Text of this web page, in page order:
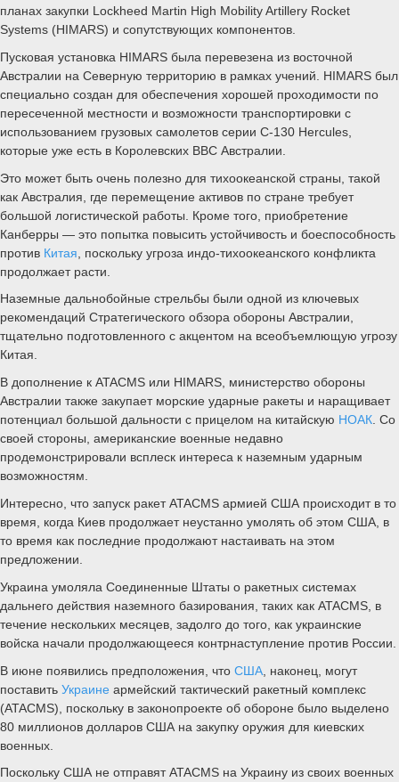
планах закупки Lockheed Martin High Mobility Artillery Rocket
Systems (HIMARS) и сопутствующих компонентов.
Пусковая установка HIMARS была перевезена из восточной
Австралии на Северную территорию в рамках учений. HIMARS был
специально создан для обеспечения хорошей проходимости по
пересеченной местности и возможности транспортировки с
использованием грузовых самолетов серии C-130 Hercules,
которые уже есть в Королевских ВВС Австралии.
Это может быть очень полезно для тихоокеанской страны, такой
как Австралия, где перемещение активов по стране требует
большой логистической работы. Кроме того, приобретение
Канберры — это попытка повысить устойчивость и боеспособность
против Китая , поскольку угроза индо-тихоокеанского конфликта
продолжает расти.
Наземные дальнобойные стрельбы были одной из ключевых
рекомендаций Стратегического обзора обороны Австралии,
тщательно подготовленного с акцентом на всеобъемлющую угрозу
Китая.
В дополнение к ATACMS или HIMARS, министерство обороны
Австралии также закупает морские ударные ракеты и наращивает
потенциал большой дальности с прицелом на китайскую НОАК . Со
своей стороны, американские военные недавно
продемонстрировали всплеск интереса к наземным ударным
возможностям.
Интересно, что запуск ракет ATACMS армией США происходит в то
время, когда Киев продолжает неустанно умолять об этом США, в
то время как последние продолжают настаивать на этом
предложении.
Украина умоляла Соединенные Штаты о ракетных системах
дальнего действия наземного базирования, таких как ATACMS, в
течение нескольких месяцев, задолго до того, как украинские
войска начали продолжающееся контрнаступление против России.
В июне появились предположения, что США , наконец, могут
поставить Украине армейский тактический ракетный комплекс
(ATACMS), поскольку в законопроекте об обороне было выделено
80 миллионов долларов США на закупку оружия для киевских
военных.
Поскольку США не отправят ATACMS на Украину из своих военных